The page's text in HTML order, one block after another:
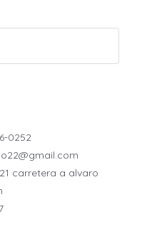
0252
carretera a alvaro